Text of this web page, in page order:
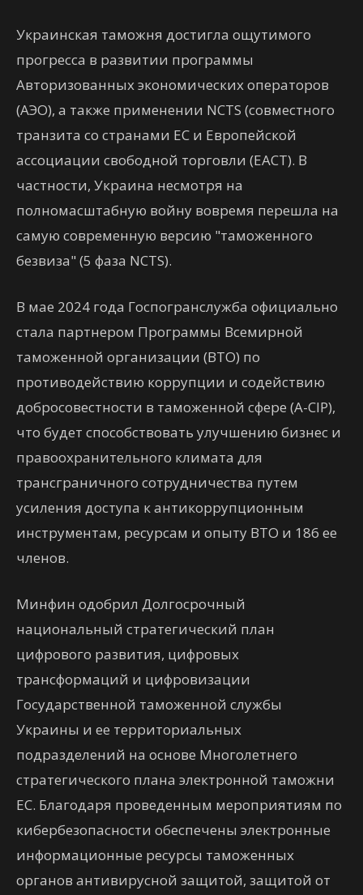
Украинская таможня достигла ощутимого
прогресса в развитии программы
Авторизованных экономических операторов
(АЭО), а также применении NCTS (совместного
транзита со странами ЕС и Европейской
ассоциации свободной торговли (ЕАСТ). В
частности, Украина несмотря на
полномасштабную войну вовремя перешла на
самую современную версию "таможенного
безвиза" (5 фаза NCTS).
В мае 2024 года Госпогранслужба официально
стала партнером Программы Всемирной
таможенной организации (ВТО) по
противодействию коррупции и содействию
добросовестности в таможенной сфере (A-CIP),
что будет способствовать улучшению бизнес и
правоохранительного климата для
трансграничного сотрудничества путем
усиления доступа к антикоррупционным
инструментам, ресурсам и опыту ВТО и 186 ее
членов.
Минфин одобрил Долгосрочный
национальный стратегический план
цифрового развития, цифровых
трансформаций и цифровизации
Государственной таможенной службы
Украины и ее территориальных
подразделений на основе Многолетнего
стратегического плана электронной таможни
ЕС. Благодаря проведенным мероприятиям по
кибербезопасности обеспечены электронные
информационные ресурсы таможенных
органов антивирусной защитой, защитой от